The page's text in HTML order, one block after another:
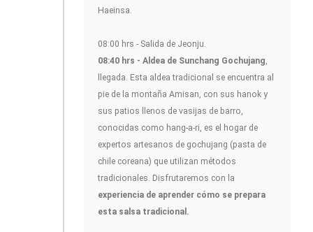
Haeinsa.
08:00 hrs - Salida de Jeonju.
08:40 hrs - Aldea de Sunchang Gochujang,
llegada. Esta aldea tradicional se encuentra al
pie de la montaña Amisan, con sus hanok y
sus patios llenos de vasijas de barro,
conocidas como hang-a-ri, es el hogar de
expertos artesanos de gochujang (pasta de
chile coreana) que utilizan métodos
tradicionales. Disfrutaremos con la
experiencia de aprender cómo se prepara
esta salsa tradicional.